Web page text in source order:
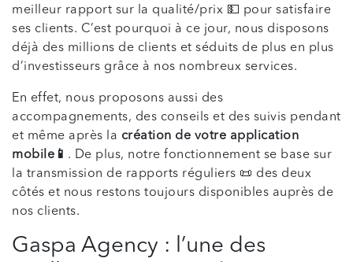
meilleur rapport sur la qualité/prix 💵 pour satisfaire
ses clients. C’est pourquoi à ce jour, nous disposons
déjà des millions de clients et séduits de plus en plus
d’investisseurs grâce à nos nombreux services.
En effet, nous proposons aussi des
accompagnements, des conseils et des suivis pendant
et même après la création de votre application
mobile📱 . De plus, notre fonctionnement se base sur
la transmission de rapports réguliers 📜 des deux
côtés et nous restons toujours disponibles auprès de
nos clients.
Gaspa Agency : l’une des